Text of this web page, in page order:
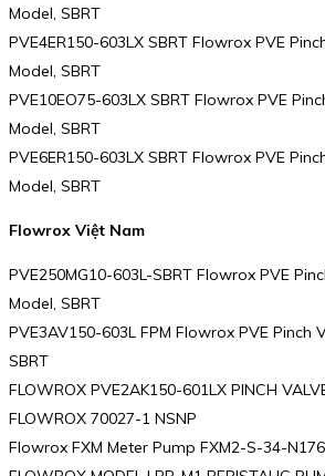
Model, SBRT
PVE4ER150-603LX SBRT Flowrox PVE
Model, SBRT
PVE10EO75-603LX SBRT Flowrox PVE
Model, SBRT
PVE6ER150-603LX SBRT Flowrox PVE
Model, SBRT
Flowrox Việt Nam
PVE250MG10-603L-SBRT Flowrox PVE
Model, SBRT
PVE3AV150-603L FPM Flowrox PVE Pinch
SBRT
FLOWROX PVE2AK150-601LX PINCH
FLOWROX 70027-1 NSNP
Flowrox FXM Meter Pump FXM2-S-34-